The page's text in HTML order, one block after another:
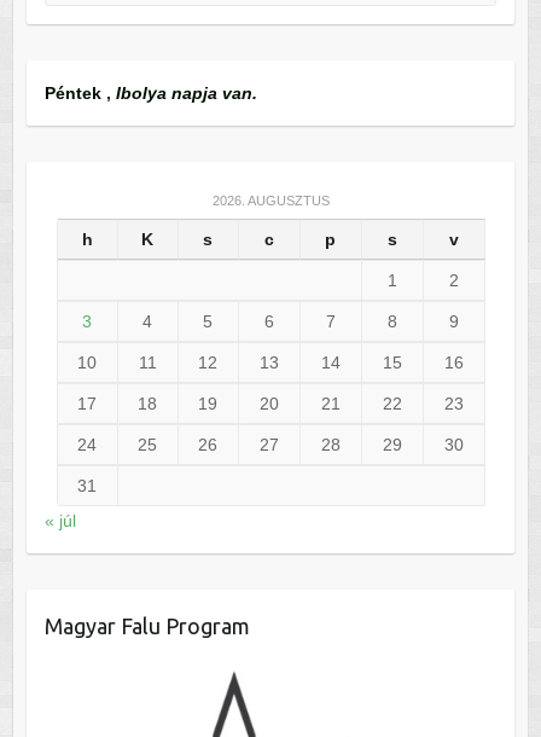
Péntek , Ibolya napja van.
2026. AUGUSZTUS
h K s c p s v
1 2
3 4 5 6 7 8 9
10 11 12 13 14 15 16
17 18 19 20 21 22 23
24 25 26 27 28 29 30
31
« júl
Magyar Falu Program